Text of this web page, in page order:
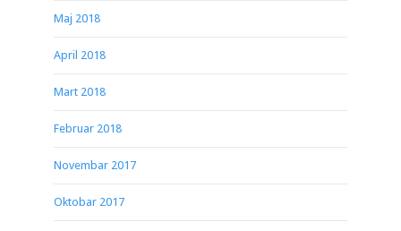
Maj 2018
April 2018
Mart 2018
Februar 2018
Novembar 2017
Oktobar 2017